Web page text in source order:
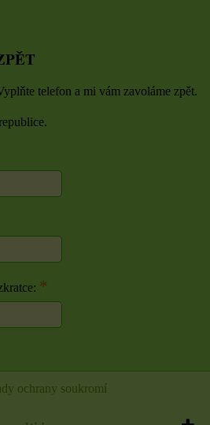
telefon a mi vám zavoláme zpět.
*
ochrany soukromí